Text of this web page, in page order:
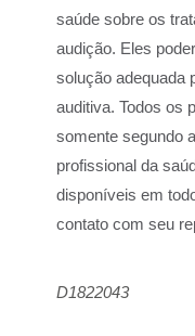
saúde sobre os
audição. Eles
solução adequada
auditiva. Todos os
somente segundo
profissional da
disponíveis em
contato com seu
D1822043